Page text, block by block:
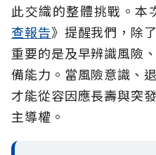
此交織的整體挑戰。本
查報告》提醒我們，除
重要的是及早辨識風險
備能力。當風險意識、
才能從容因應長壽與突
主導權。